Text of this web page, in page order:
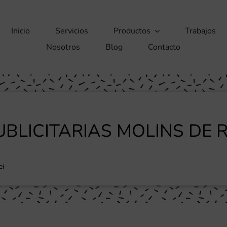
Inicio Servicios Productos
Trabajos
Nosotros
Blog Contacto
MOLINS DE